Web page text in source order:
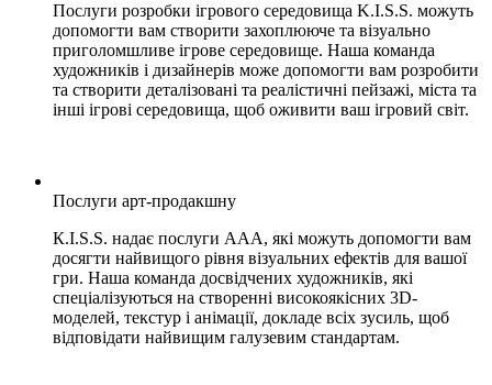
Послуги розробки ігрового середовища K.I.S.S. можуть
допомогти вам створити захоплююче та візуально
приголомшливе ігрове середовище. Наша команда
художників і дизайнерів може допомогти вам розробити
та створити деталізовані та реалістичні пейзажі, міста та
інші ігрові середовища, щоб оживити ваш ігровий світ.
Послуги арт-продакшну
К.І.S.S. надає послуги AAA, які можуть допомогти вам
досягти найвищого рівня візуальних ефектів для вашої
гри. Наша команда досвідчених художників, які
спеціалізуються на створенні високоякісних 3D-
моделей, текстур і анімації, докладе всіх зусиль, щоб
відповідати найвищим галузевим стандартам.